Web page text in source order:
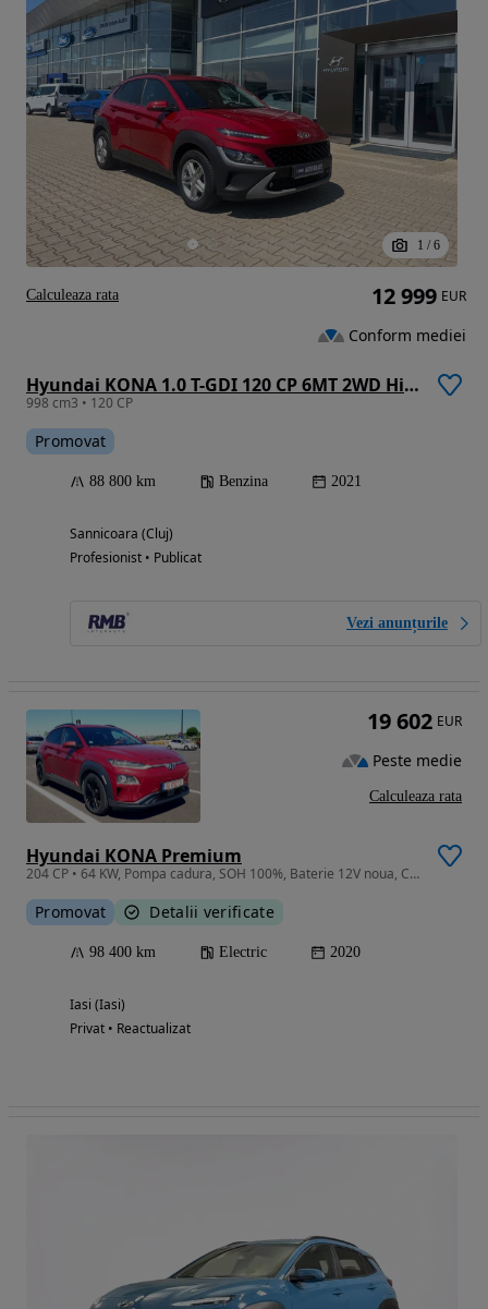
1 / 6
Hyundai KONA 1.0 T-GDI 120 CP 6MT 2WD Highway
998 cm3 • 120 CP
Promovat
88 800 km Benzina 2021
Sannicoara (Cluj)
Profesionist • Publicat
Vezi anunțurile
12 999 EUR
Conform mediei
Calculeaza rata
Hyundai KONA Premium
204 CP • 64 KW, Pompa cadura, SOH 100%, Baterie 12V noua, Caiet service la zi
Promovat Detalii verificate
98 400 km Electric 2020
Iasi (Iasi)
Privat • Reactualizat
19 602 EUR
Peste medie
Calculeaza rata